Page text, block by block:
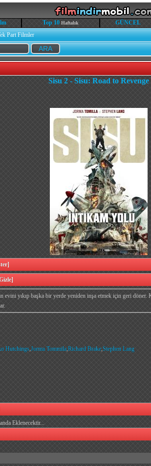
Top 10 Haftalık GÜNCEL
Part Filmler
Sisu 2 - Sisu: Road to Revenge
evini yıkıp başka bir yerde yeniden inşa etmek için geri döner.
Hutchings,Jorma Tommila,Richard Brake,Stephen Lang
Eklenecektir...